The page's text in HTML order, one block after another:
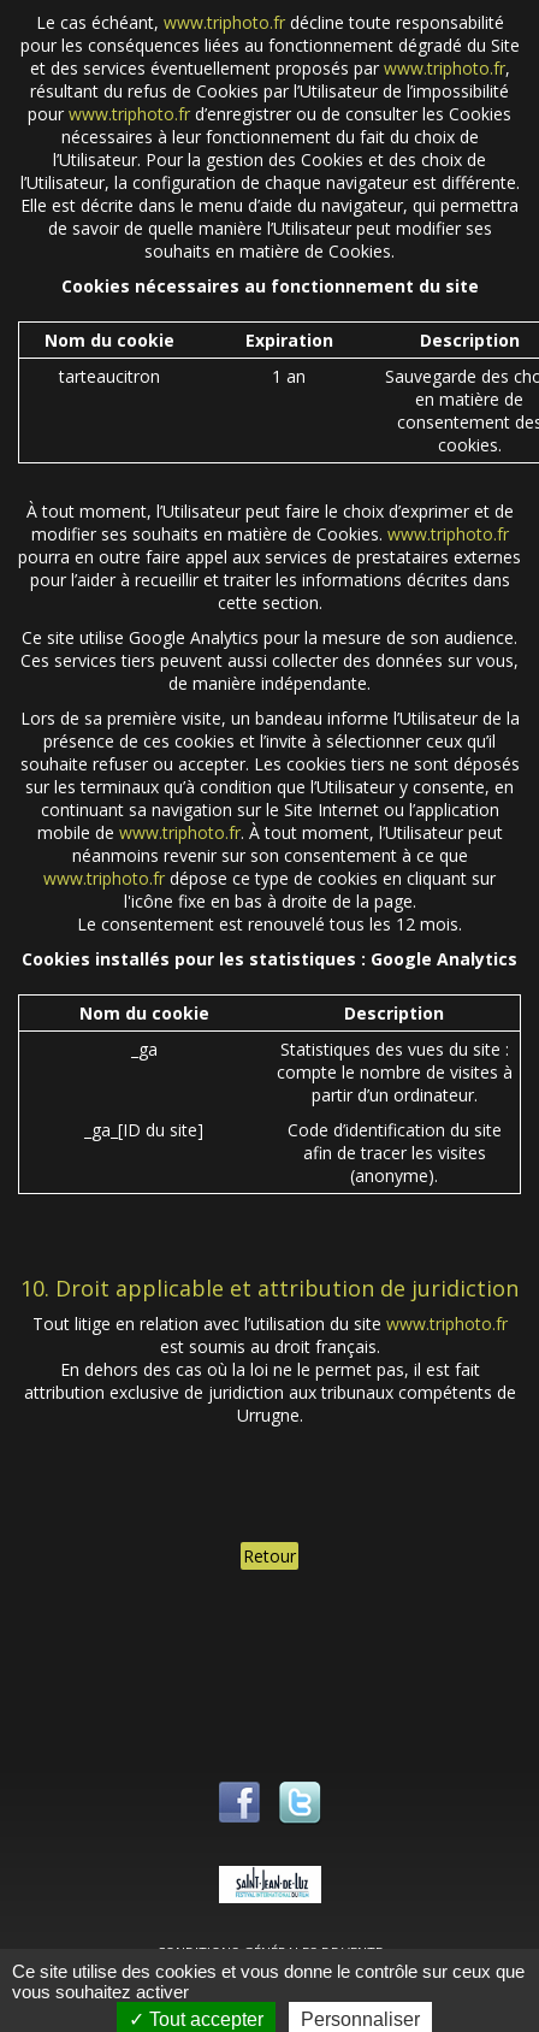
Le cas échéant, www.triphoto.frdécline toute responsabilité
pour les conséquences liées au fonctionnement dégradé du Site
et des services éventuellement proposés par www.triphoto.fr,
résultant du refus de Cookies par l’Utilisateur de l’impossibilité
pour www.triphoto.fr d’enregistrer ou de consulter les Cookies
nécessaires à leur fonctionnement du fait du choix de
l’Utilisateur. Pour la gestion des Cookies et des choix de
l’Utilisateur, la configuration de chaque navigateur est différente.
Elle est décrite dans le menu d’aide du navigateur, qui permettra
de savoir de quelle manière l’Utilisateur peut modifier ses
souhaits en matière de Cookies.
Cookies nécessaires au fonctionnement du site
Nom du cookie Expiration
Description
tarteaucitron
1 an
Sauvegarde des
en matière de
consentement
cookies.
À tout moment, l’Utilisateur peut faire le choix d’exprimer et de
modifier ses souhaits en matière de Cookies. www.triphoto.fr
pourra en outre faire appel aux services de prestataires externes
pour l’aider à recueillir et traiter les informations décrites dans
cette section.
Ce site utilise Google Analytics pour la mesure de son audience.
Ces services tiers peuvent aussi collecter des données sur vous,
de manière indépendante.
Lors de sa première visite, un bandeau informe l’Utilisateur de la
présence de ces cookies et l’invite à sélectionner ceux qu’il
souhaite refuser ou accepter. Les cookies tiers ne sont déposés
sur les terminaux qu’à condition que l’Utilisateur y consente, en
continuant sa navigation sur le Site Internet ou l’application
mobile de www.triphoto.fr. À tout moment, l’Utilisateur peut
néanmoins revenir sur son consentement à ce que
www.triphoto.fr dépose ce type de cookies en cliquant sur
l'icône fixe en bas à droite de la page.
Le consentement est renouvelé tous les 12 mois.
Cookies installés pour les statistiques : Google Analytics
Nom du cookie
Description
_ga
Statistiques des vues du site :
compte le nombre de visites à
partir d’un ordinateur.
_ga_[ID du site]
Code d’identification du site
afin de tracer les visites
(anonyme).
10. Droit applicable et attribution de juridiction
Tout litige en relation avec l’utilisation du site www.triphoto.fr
est soumis au droit français.
En dehors des cas où la loi ne le permet pas, il est fait
attribution exclusive de juridiction aux tribunaux compétents de
Urrugne.
CONDITIONS GÉNÉRALES DE VENTE
MENTIONS LÉGALES
Ce site utilise des cookies et vous donne le contrôle sur ceux que
vous souhaitez activer
Tout accepter
Personnaliser